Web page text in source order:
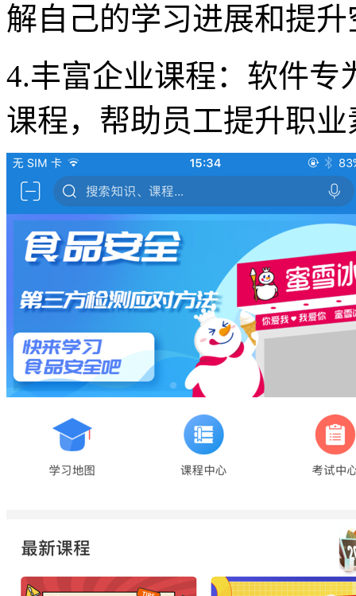
解自己的学习进展和提升
4.丰富企业课程：软件专
课程，帮助员工提升职